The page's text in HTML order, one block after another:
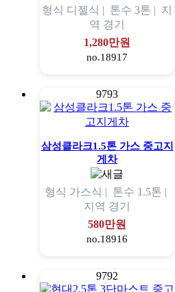
형식 디젤식 | 톤수 3톤 | 지
역 경기
1,280만원
no.18917
9793
삼성클라크1.5톤 가스 중고지
게차
형식 가스식 | 톤수 1.5톤 |
지역 경기
580만원
no.18916
9792